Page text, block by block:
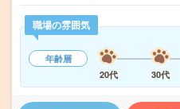
職場の雰囲気
年齢層
20代
30代